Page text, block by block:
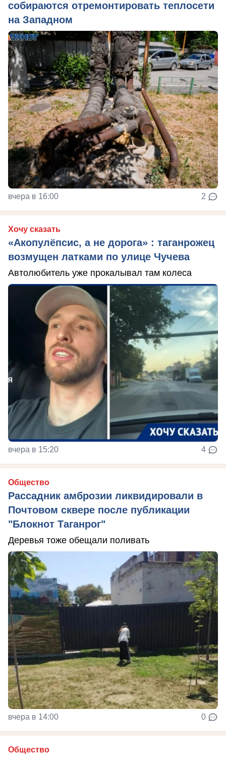
собираются отремонтировать теплосети
на Западном
вчера в 16:00 2
Хочу сказать
«Акопулёпсис, а не дорога» : таганрожец
возмущен латками по улице Чучева
Автолюбитель уже прокалывал там колеса
вчера в 15:20 4
Общество
Рассадник амброзии ликвидировали в
Почтовом сквере после публикации
"Блокнот Таганрог"
Деревья тоже обещали поливать
вчера в 14:00 0
Общество